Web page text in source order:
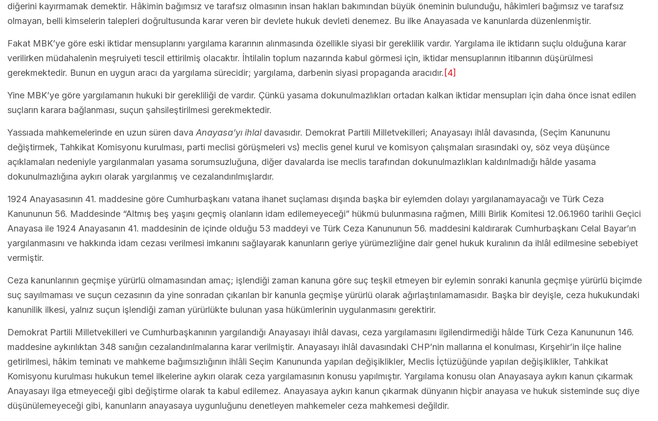
diğerini kayırmamak demektir. Hâkimin bağımsız ve tarafsız olmasının insan hakları bakımından büyük öneminin bulunduğu, hâkimleri bağımsız ve tarafsız
olmayan, belli kimselerin talepleri doğrultusunda karar veren bir devlete hukuk devleti denemez. Bu ilke Anayasada ve kanunlarda düzenlenmiştir.
Fakat MBK’ye göre eski iktidar mensuplarını yargılama kararının alınmasında özellikle siyasi bir gereklilik vardır. Yargılama ile iktidarın suçlu olduğuna karar
verilirken müdahalenin meşruiyeti tescil ettirilmiş olacaktır. İhtilalin toplum nazarında kabul görmesi için, iktidar mensuplarının itibarının düşürülmesi
gerekmektedir. Bunun en uygun aracı da yargılama sürecidir; yargılama, darbenin siyasi propaganda aracıdır. [4]
Yine MBK’ye göre yargılamanın hukuki bir gerekliliği de vardır. Çünkü yasama dokunulmazlıkları ortadan kalkan iktidar mensupları için daha önce isnat edilen
suçların karara bağlanması, suçun şahsileştirilmesi gerekmektedir.
Yassıada mahkemelerinde en uzun süren dava Anayasa’yı ihlal davasıdır. Demokrat Partili Milletvekilleri; Anayasayı ihlâl davasında, (Seçim Kanununu
değiştirmek, Tahkikat Komisyonu kurulması, parti meclisi görüşmeleri vs) meclis genel kurul ve komisyon çalışmaları sırasındaki oy, söz veya düşünce
açıklamaları nedeniyle yargılanmaları yasama sorumsuzluğuna, diğer davalarda ise meclis tarafından dokunulmazlıkları kaldırılmadığı hâlde yasama
dokunulmazlığına aykırı olarak yargılanmış ve cezalandırılmışlardır.
1924 Anayasasının 41. maddesine göre Cumhurbaşkanı vatana ihanet suçlaması dışında başka bir eylemden dolayı yargılanamayacağı ve Türk Ceza
Kanununun 56. Maddesinde “Altmış beş yaşını geçmiş olanların idam edilemeyeceği” hükmü bulunmasına rağmen, Milli Birlik Komitesi 12.06.1960 tarihli Geçici
Anayasa ile 1924 Anayasanın 41. maddesinin de içinde olduğu 53 maddeyi ve Türk Ceza Kanununun 56. maddesini kaldırarak Cumhurbaşkanı Celal Bayar’ın
yargılanmasını ve hakkında idam cezası verilmesi imkanını sağlayarak kanunların geriye yürümezliğine dair genel hukuk kuralının da ihlâl edilmesine sebebiyet
vermiştir.
Ceza kanunlarının geçmişe yürürlü olmamasından amaç; işlendiği zaman kanuna göre suç teşkil etmeyen bir eylemin sonraki kanunla geçmişe yürürlü biçimde
suç sayılmaması ve suçun cezasının da yine sonradan çıkarılan bir kanunla geçmişe yürürlü olarak ağırlaştırılamamasıdır. Başka bir deyişle, ceza hukukundaki
kanunilik ilkesi, yalnız suçun işlendiği zaman yürürlükte bulunan yasa hükümlerinin uygulanmasını gerektirir.
Demokrat Partili Milletvekilleri ve Cumhurbaşkanının yargılandığı Anayasayı ihlâl davası, ceza yargılamasını ilgilendirmediği hâlde Türk Ceza Kanununun 146.
maddesine aykırılıktan 348 sanığın cezalandırılmalarına karar verilmiştir. Anayasayı ihlâl davasındaki CHP’nin mallarına el konulması, Kırşehir’in ilçe haline
getirilmesi, hâkim teminatı ve mahkeme bağımsızlığının ihlâli Seçim Kanununda yapılan değişiklikler, Meclis İçtüzüğünde yapılan değişiklikler, Tahkikat
Komisyonu kurulması hukukun temel ilkelerine aykırı olarak ceza yargılamasının konusu yapılmıştır. Yargılama konusu olan Anayasaya aykırı kanun çıkarmak
Anayasayı ilga etmeyeceği gibi değiştirme olarak ta kabul edilemez. Anayasaya aykırı kanun çıkarmak dünyanın hiçbir anayasa ve hukuk sisteminde suç diye
düşünülemeyeceği gibi, kanunların anayasaya uygunluğunu denetleyen mahkemeler ceza mahkemesi değildir.